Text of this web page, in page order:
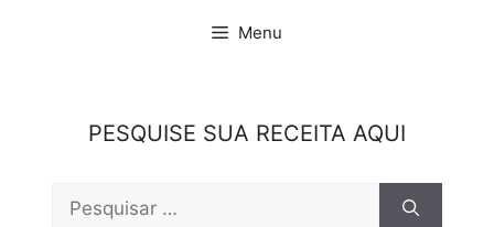
Menu
PESQUISE SUA RECEITA AQUI
por: